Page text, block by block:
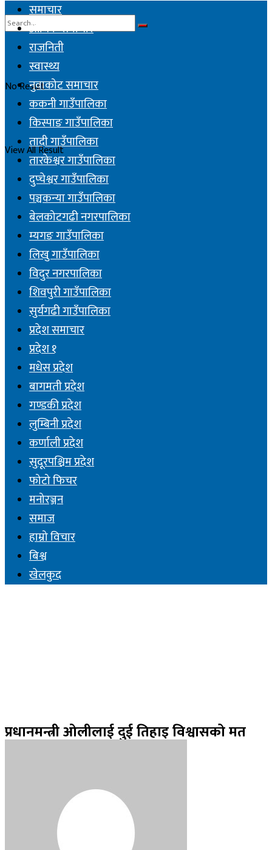
No Result
View All Result
समाचार
आर्थिक समाचार
राजनिती
स्वास्थ्य
नुवाकोट समाचार
ककनी गाउँपालिका
किस्पाङ गाउँपालिका
तादी गाउँपालिका
तारकेश्वर गाउँपालिका
दुप्चेश्वर गाउँपालिका
पञ्चकन्या गाउँपालिका
बेलकोटगढी नगरपालिका
म्यगङ गाउँपालिका
लिखु गाउँपालिका
विदुर नगरपालिका
शिवपुरी गाउँपालिका
सुर्यगढी गाउँपालिका
प्रदेश समाचार
प्रदेश १
मधेस प्रदेश
बागमती प्रदेश
गण्डकी प्रदेश
लुम्बिनी प्रदेश
कर्णाली प्रदेश
सुदूरपश्चिम प्रदेश
फोटो फिचर
मनोरञ्जन
समाज
हाम्रो विचार
बिश्व
खेलकुद
प्रधानमन्त्री ओलीलाई दुई तिहाइ विश्वासको मत